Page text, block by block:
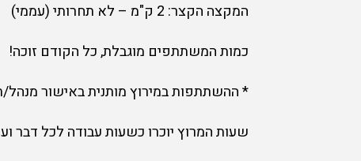
המקצה הקצר: 2 ק"מ – לא תחרותי (עממי)
כמות המשתתפים מוגבלת, כל הקודם זוכה!
* ההשתתפות במירוץ מותנית באישור
שעות המרוץ יוכרו כשעות עבודה לכל דבר